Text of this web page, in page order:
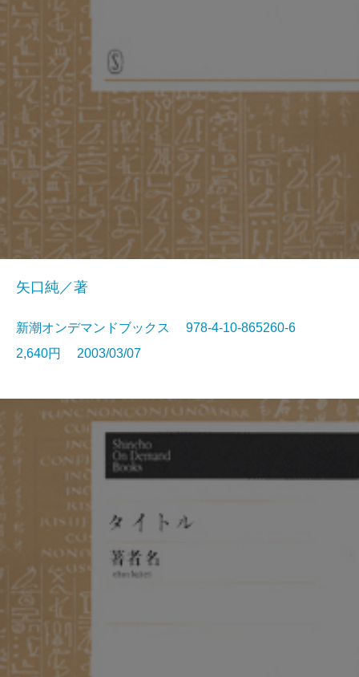
矢口純／著
新潮オンデマンドブックス 978-4-10-865260-6
2,640円 2003/03/07